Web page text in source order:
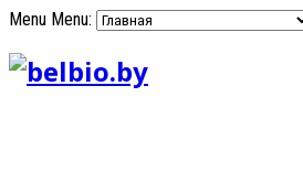
Menu Menu: